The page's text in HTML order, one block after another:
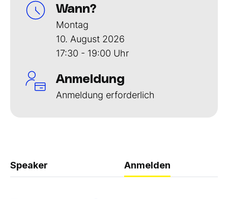
Wann?
Montag
10. August 2026
17:30 - 19:00 Uhr
Anmeldung
Anmeldung erforderlich
Speaker Anmelden